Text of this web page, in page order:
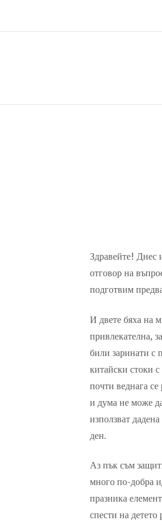
Здравейте! Днес
отговор на
подготвим
И двете бяха на
привлекателна,
били заринати с
китайски стоки
почти веднага
и дума не може
използват
ден.
Аз пък съм
много по-добра
празника
спести на детето